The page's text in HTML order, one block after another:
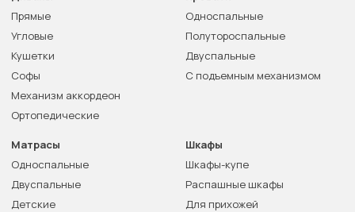
Прямые
Угловые
Кушетки
Софы
Механизм аккордеон
Ортопедические
Односпальные
Полутороспальные
Двуспальные
С подъемным механизмом
Матрасы
Односпальные
Двуспальные
Детские
Шкафы
Шкафы-купе
Распашные шкафы
Для прихожей